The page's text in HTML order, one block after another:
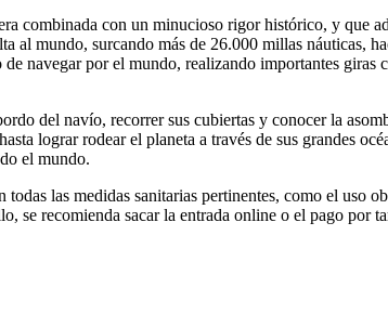
combinada con un minucioso rigor histórico, y que
mundo, surcando más de 26.000 millas náuticas,
navegar por el mundo, realizando importantes
del navío, recorrer sus cubiertas y conocer la
lograr rodear el planeta a través de sus grandes
el mundo.
las medidas sanitarias pertinentes, como el
se recomienda sacar la entrada online o el pago por